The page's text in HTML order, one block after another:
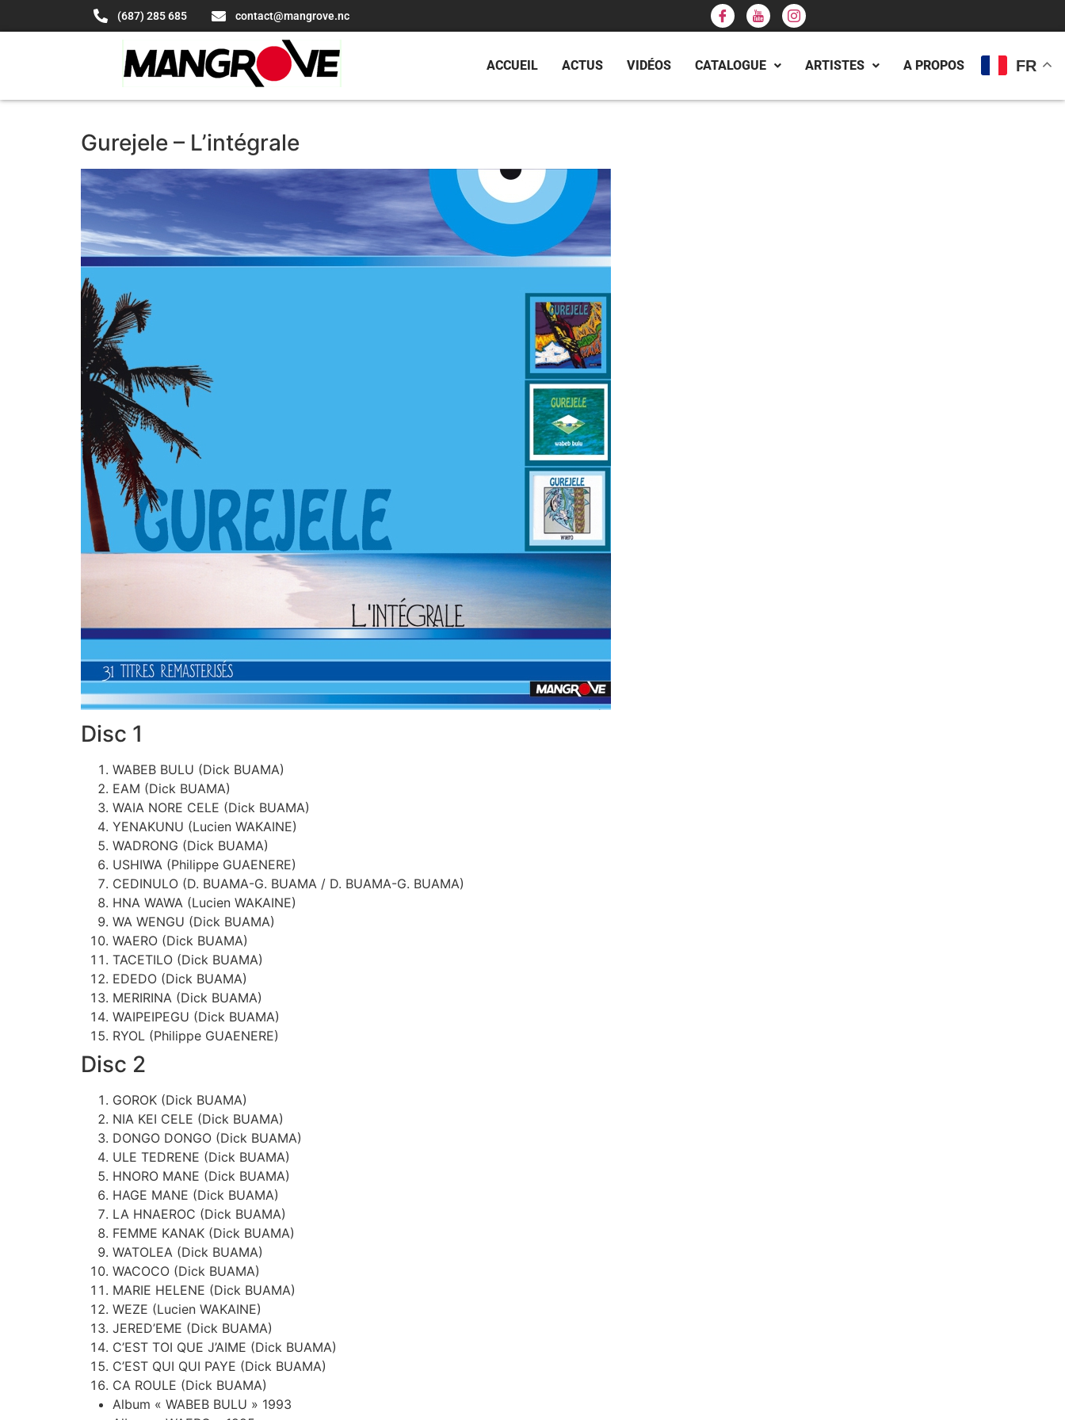
(687) 285 685 contact@mangrove.nc
ACCUEIL ACTUS VIDÉOS CATALOGUE ARTISTES A PROPOS
Gurejele – L’intégrale
Disc 1
WABEB BULU (Dick BUAMA)
EAM (Dick BUAMA)
WAIA NORE CELE (Dick BUAMA)
YENAKUNU (Lucien WAKAINE)
WADRONG (Dick BUAMA)
USHIWA (Philippe GUAENERE)
CEDINULO (D. BUAMA-G. BUAMA / D. BUAMA-G. BUAMA)
HNA WAWA (Lucien WAKAINE)
WA WENGU (Dick BUAMA)
WAERO (Dick BUAMA)
TACETILO (Dick BUAMA)
EDEDO (Dick BUAMA)
MERIRINA (Dick BUAMA)
WAIPEIPEGU (Dick BUAMA)
RYOL (Philippe GUAENERE)
Disc 2
GOROK (Dick BUAMA)
NIA KEI CELE (Dick BUAMA)
DONGO DONGO (Dick BUAMA)
ULE TEDRENE (Dick BUAMA)
HNORO MANE (Dick BUAMA)
HAGE MANE (Dick BUAMA)
LA HNAEROC (Dick BUAMA)
FEMME KANAK (Dick BUAMA)
WATOLEA (Dick BUAMA)
WACOCO (Dick BUAMA)
MARIE HELENE (Dick BUAMA)
WEZE (Lucien WAKAINE)
JERED’EME (Dick BUAMA)
C’EST TOI QUE J’AIME (Dick BUAMA)
C’EST QUI QUI PAYE (Dick BUAMA)
CA ROULE (Dick BUAMA)
Album « WABEB BULU » 1993
FR